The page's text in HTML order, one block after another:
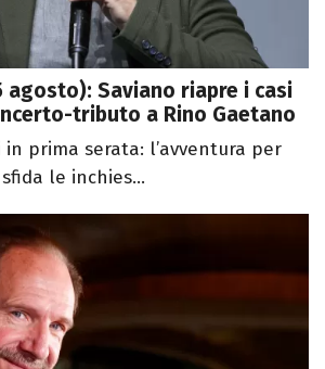
agosto): Saviano riapre i casi
tributo a Rino Gaetano
in prima serata: l’avventura per
le inchies...